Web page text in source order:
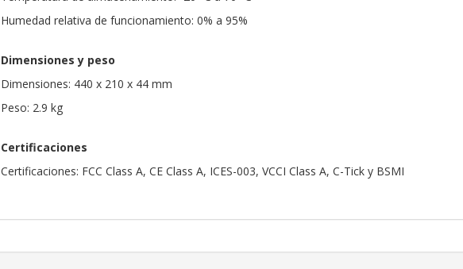
Humedad relativa de funcionamiento: 0% a 95%
Dimensiones y peso
Dimensiones: 440 x 210 x 44 mm
Peso: 2.9 kg
Certificaciones
Certificaciones: FCC Class A, CE Class A, ICES-003, VCCI Class A, C-Tick y BSMI